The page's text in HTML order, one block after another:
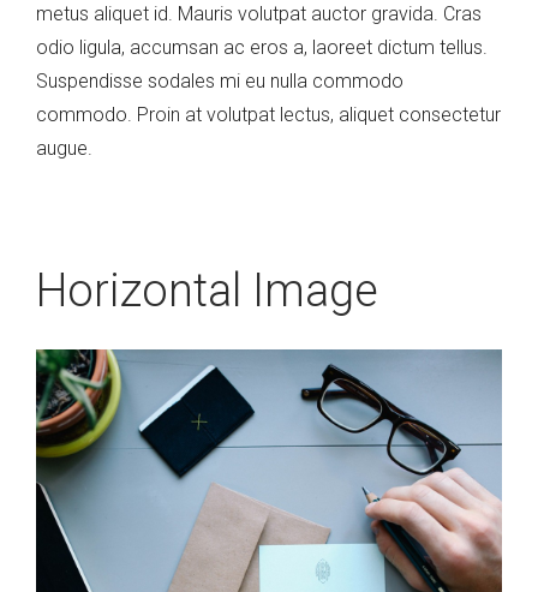
metus aliquet id. Mauris volutpat auctor gravida. Cras
odio ligula, accumsan ac eros a, laoreet dictum tellus.
Suspendisse sodales mi eu nulla commodo
commodo. Proin at volutpat lectus, aliquet consectetur
augue.
Horizontal Image